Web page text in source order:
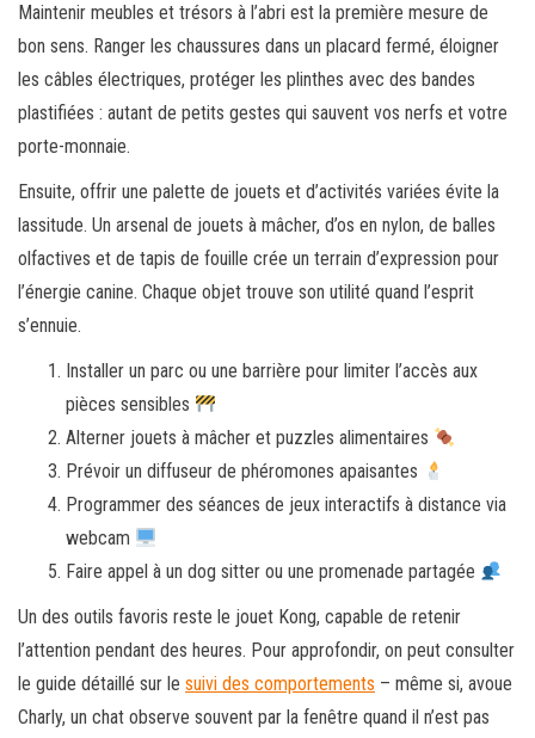
Maintenir meubles et trésors à l’abri est la première mesure de
bon sens. Ranger les chaussures dans un placard fermé, éloigner
les câbles électriques, protéger les plinthes avec des bandes
plastifiées : autant de petits gestes qui sauvent vos nerfs et votre
porte-monnaie.
Ensuite, offrir une palette de jouets et d’activités variées évite la
lassitude. Un arsenal de jouets à mâcher, d’os en nylon, de balles
olfactives et de tapis de fouille crée un terrain d’expression pour
l’énergie canine. Chaque objet trouve son utilité quand l’esprit
s’ennuie.
Installer un parc ou une barrière pour limiter l’accès aux
pièces sensibles
Alterner jouets à mâcher et puzzles alimentaires
Prévoir un diffuseur de phéromones apaisantes
Programmer des séances de jeux interactifs à distance via
webcam
Faire appel à un dog sitter ou une promenade partagée
Un des outils favoris reste le jouet Kong, capable de retenir
l’attention pendant des heures. Pour approfondir, on peut consulter
le guide détaillé sur le suivi des comportements – même si, avoue
Charly, un chat observe souvent par la fenêtre quand il n’est pas